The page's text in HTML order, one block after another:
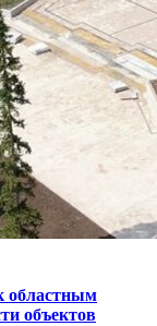
областным
объектов